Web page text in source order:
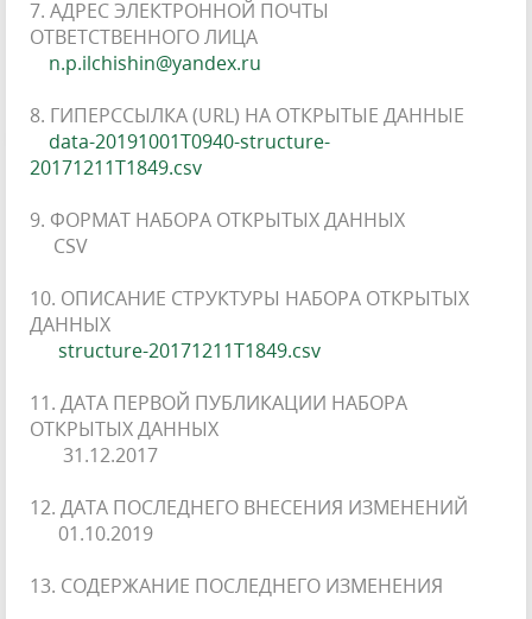
7. АДРЕС ЭЛЕКТРОННОЙ ПОЧТЫ
ОТВЕТСТВЕННОГО ЛИЦА
n.p.ilchishin@yandex.ru
8. ГИПЕРССЫЛКА (URL) НА ОТКРЫТЫЕ ДАННЫЕ
data-20191001T0940-structure-
20171211T1849.csv
9. ФОРМАТ НАБОРА ОТКРЫТЫХ ДАННЫХ
CSV
10. ОПИСАНИЕ СТРУКТУРЫ НАБОРА ОТКРЫТЫХ
ДАННЫХ
structure-20171211T1849.csv
11. ДАТА ПЕРВОЙ ПУБЛИКАЦИИ НАБОРА
ОТКРЫТЫХ ДАННЫХ
31.12.2017
12. ДАТА ПОСЛЕДНЕГО ВНЕСЕНИЯ ИЗМЕНЕНИЙ
01.10.2019
13. СОДЕРЖАНИЕ ПОСЛЕДНЕГО ИЗМЕНЕНИЯ